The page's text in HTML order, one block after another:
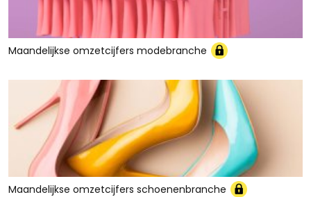
Maandelijkse omzetcijfers modebranche
Maandelijkse omzetcijfers schoenenbranche